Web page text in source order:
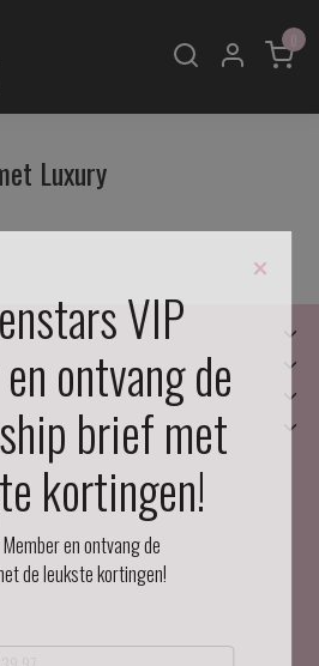
0
Luxury
×
VIP
ontvang de
brief met
kortingen!
en ontvang de
de leukste kortingen!